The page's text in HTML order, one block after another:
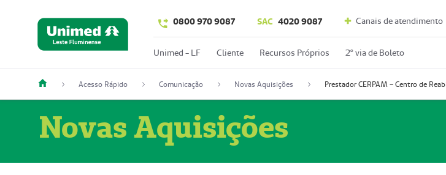
0800 970 9087 SAC 4020 9087 Canais de atendimento
Unimed - LF Cliente Recursos Próprios 2º via de Boleto
Acesso Rápido Comunicação Novas Aquisições
Novas Aquisições